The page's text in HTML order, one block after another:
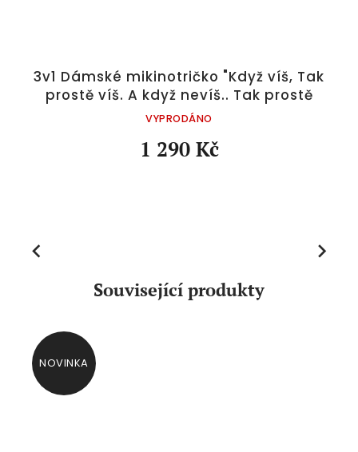
3v1 Dámské mikinotričko "Když víš, Tak
prostě víš. A když nevíš.. Tak prostě
nevíš" | modrá
VYPRODÁNO
1 290 Kč
Související produkty
Previous
NOVINKA
Next